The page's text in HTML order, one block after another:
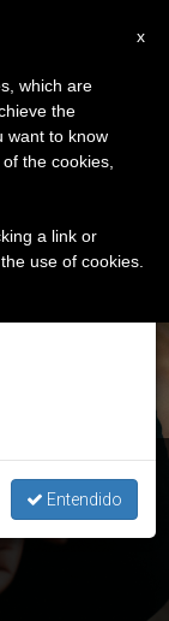
×
la pausa
de verano
el
Entendido
x
which are
the
want to know
the cookies,
a link or
use of cookies.